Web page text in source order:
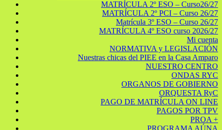
MATRÍCULA 2º ESO – Curso26/27
MATRÍCULA 2º PCI – Curso 26/27
Matrícula 3º ESO – Curso 26/27
MATRÍCULA 4º ESO curso 2026/27
Mi cuenta
NORMATIVA y LEGISLACIÓN
Nuestras chicas del PIEE en la Casa Amparo
NUESTRO CENTRO
ONDAS RYC
ORGANOS DE GOBIERNO
ORQUESTA RyC
PAGO DE MATRÍCULA ON LINE
PAGOS POR TPV
PROA +